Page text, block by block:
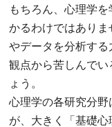
もちろん、心理学
かるわけではあり
やデータを分析す
観点から苦しんで
ょう。
心理学の各研究分
が、大きく「基礎